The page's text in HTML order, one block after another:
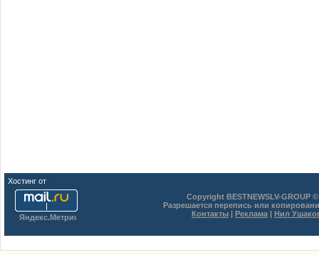
Хостинг от
Copyright BESTNEWSLV-GROUP
Разрешается перепись или
Контакты | Реклама | Нил